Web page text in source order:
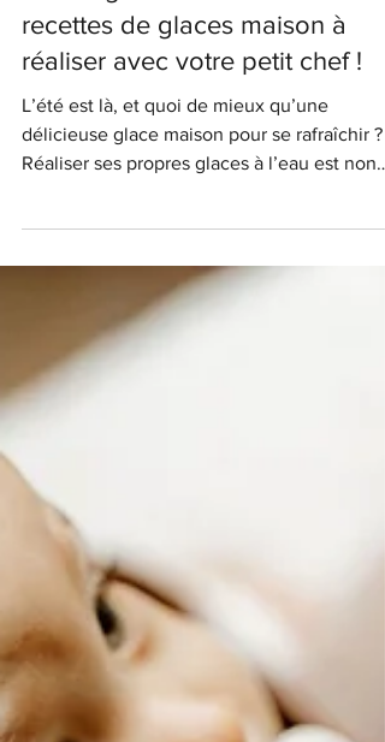
Un été gourmand en famille : 2
recettes de glaces maison à
réaliser avec votre petit chef !
L’été est là, et quoi de mieux qu’une
délicieuse glace maison pour se rafraîchir ?
seulement...